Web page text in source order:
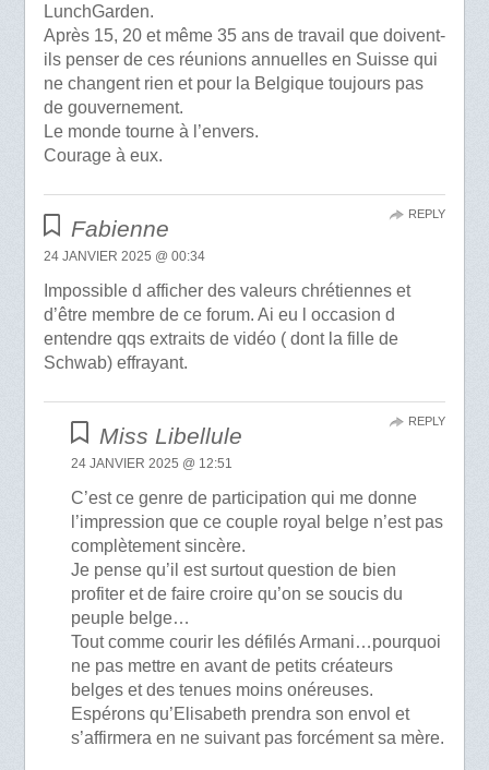
LunchGarden.
Après 15, 20 et même 35 ans de travail que doivent-
ils penser de ces réunions annuelles en Suisse qui
ne changent rien et pour la Belgique toujours pas
de gouvernement.
Le monde tourne à l’envers.
Courage à eux.
Fabienne
24 JANVIER 2025 @ 00:34
Impossible d afficher des valeurs chrétiennes et
d’être membre de ce forum. Ai eu l occasion d
entendre qqs extraits de vidéo ( dont la fille de
Schwab) effrayant.
REPLY
Miss Libellule
24 JANVIER 2025 @ 12:51
C’est ce genre de participation qui me donne
l’impression que ce couple royal belge n’est pas
complètement sincère.
Je pense qu’il est surtout question de bien
profiter et de faire croire qu’on se soucis du
peuple belge…
Tout comme courir les défilés Armani…pourquoi
ne pas mettre en avant de petits créateurs
belges et des tenues moins onéreuses.
Espérons qu’Elisabeth prendra son envol et
s’affirmera en ne suivant pas forcément sa mère.
REPLY